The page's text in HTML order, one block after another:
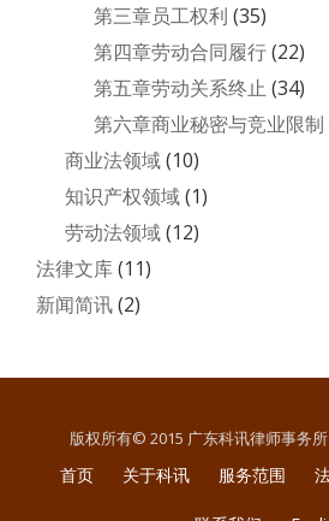
第三章员工权利 (35)
第四章劳动合同履行(22)
第五章劳动关系终止 (34)
第六章商业秘密与竞业限制
商业法领域(10)
知识产权领域(1)
劳动法领域(12)
法律文库(11)
新闻简讯(2)
版权所有© 2015 广东科讯律师事务所
首页 关于科讯 服务范围